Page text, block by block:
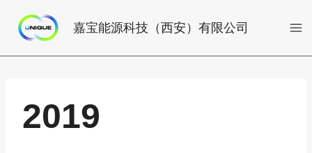
容
嘉宝能源科技（西安）有限公司
2019